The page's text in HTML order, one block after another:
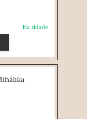
Na sklade